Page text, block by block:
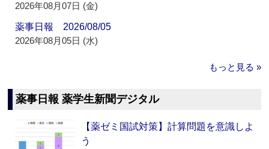
2026年08月07日 (金)
薬事日報 2026/08/05
2026年08月05日 (水)
もっと見る »
薬事日報 薬学生新聞デジタル
【薬ゼミ国試対策】計算問題を意識しよ
う